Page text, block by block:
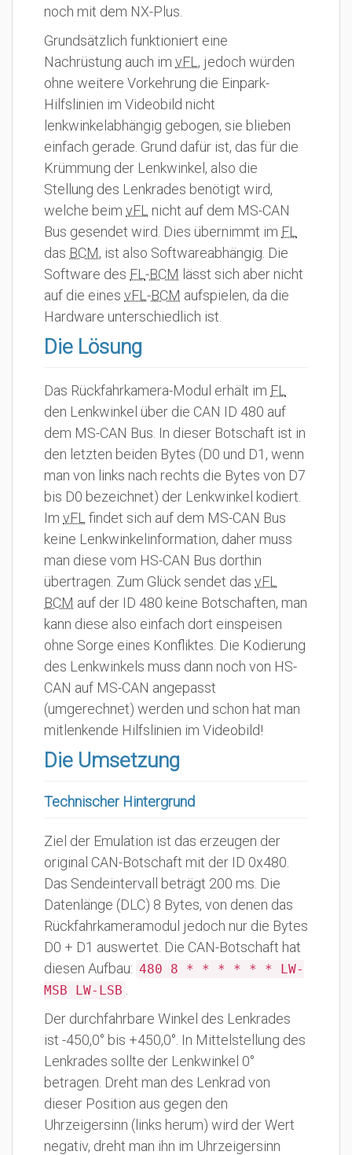
noch mit dem NX-Plus.
Grundsätzlich funktioniert eine
Nachrüstung auch im vFL , jedoch würden
ohne weitere Vorkehrung die Einpark-
Hilfslinien im Videobild nicht
lenkwinkelabhängig gebogen, sie blieben
einfach gerade. Grund dafür ist, das für die
Krümmung der Lenkwinkel, also die
Stellung des Lenkrades benötigt wird,
welche beim vFL nicht auf dem MS-CAN
Bus gesendet wird. Dies übernimmt im FL
das BCM, ist also Softwareabhängig. Die
Software des FL -BCM lässt sich aber nicht
auf die eines vFL -BCM aufspielen, da die
Hardware unterschiedlich ist.
Die Lösung
Das Rückfahrkamera-Modul erhält im FL
den Lenkwinkel über die CAN ID 480 auf
dem MS-CAN Bus. In dieser Botschaft ist in
den letzten beiden Bytes (D0 und D1, wenn
man von links nach rechts die Bytes von D7
bis D0 bezeichnet) der Lenkwinkel kodiert.
Im vFL findet sich auf dem MS-CAN Bus
keine Lenkwinkelinformation, daher muss
man diese vom HS-CAN Bus dorthin
übertragen. Zum Glück sendet das vFL
BCM auf der ID 480 keine Botschaften, man
kann diese also einfach dort einspeisen
ohne Sorge eines Konfliktes. Die Kodierung
des Lenkwinkels muss dann noch von HS-
CAN auf MS-CAN angepasst
(umgerechnet) werden und schon hat man
mitlenkende Hilfslinien im Videobild!
Die Umsetzung
Technischer Hintergrund
Ziel der Emulation ist das erzeugen der
original CAN-Botschaft mit der ID 0x480.
Das Sendeintervall beträgt 200 ms. Die
Datenlänge (DLC) 8 Bytes, von denen das
Rückfahrkameramodul jedoch nur die Bytes
D0 + D1 auswertet. Die CAN-Botschaft hat
diesen Aufbau: 480 8 * * * * * * LW-
MSB LW-LSB
Der durchfahrbare Winkel des Lenkrades
ist -450,0° bis +450,0°. In Mittelstellung des
Lenkrades sollte der Lenkwinkel 0°
betragen. Dreht man des Lenkrad von
dieser Position aus gegen den
Uhrzeigersinn (links herum) wird der Wert
negativ, dreht man ihn im Uhrzeigersinn